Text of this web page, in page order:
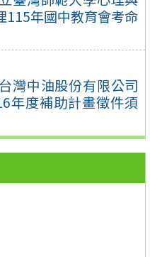
115年國中教育會考命
灣中油股份有限公司
年度補助計畫徵件須